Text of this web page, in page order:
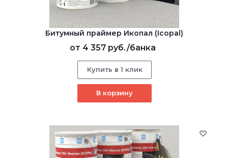
Битумный праймер Икопал (Icopal)
от 4 357 руб./банка
Купить в 1 клик
В корзину